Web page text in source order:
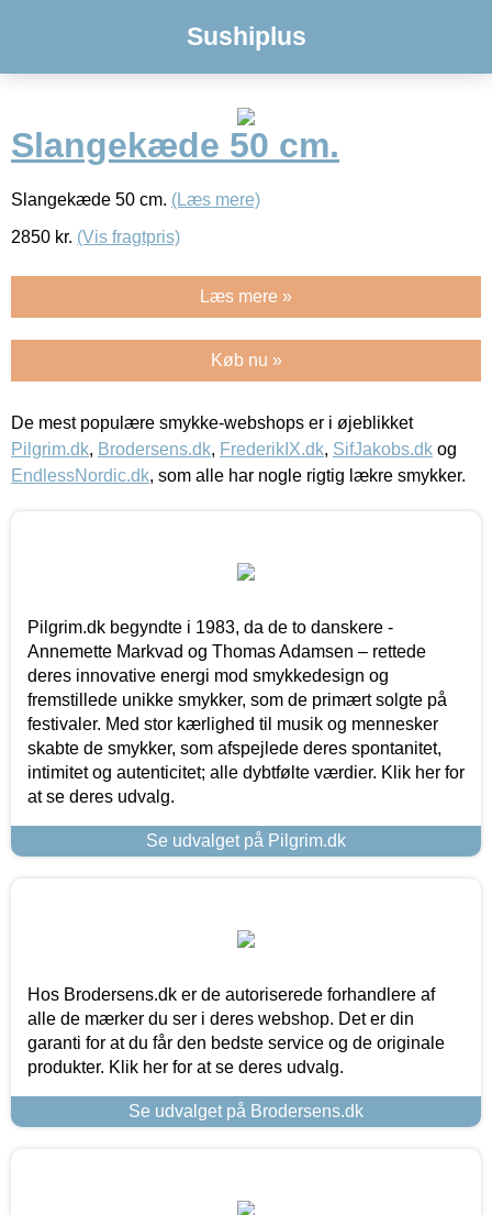
Sushiplus
Slangekæde 50 cm.
Slangekæde 50 cm. (Læs mere)
2850 kr. (Vis fragtpris)
Læs mere »
Køb nu »
De mest populære smykke-webshops er i øjeblikket
Pilgrim.dk, Brodersens.dk, FrederikIX.dk, SifJakobs.dk og
EndlessNordic.dk, som alle har nogle rigtig lækre smykker.
Pilgrim.dk begyndte i 1983, da de to danskere -
Annemette Markvad og Thomas Adamsen – rettede
deres innovative energi mod smykkedesign og
fremstillede unikke smykker, som de primært solgte på
festivaler. Med stor kærlighed til musik og mennesker
skabte de smykker, som afspejlede deres spontanitet,
intimitet og autenticitet; alle dybtfølte værdier. Klik her for
at se deres udvalg.
Se udvalget på Pilgrim.dk
Hos Brodersens.dk er de autoriserede forhandlere af
alle de mærker du ser i deres webshop. Det er din
garanti for at du får den bedste service og de originale
produkter. Klik her for at se deres udvalg.
Se udvalget på Brodersens.dk